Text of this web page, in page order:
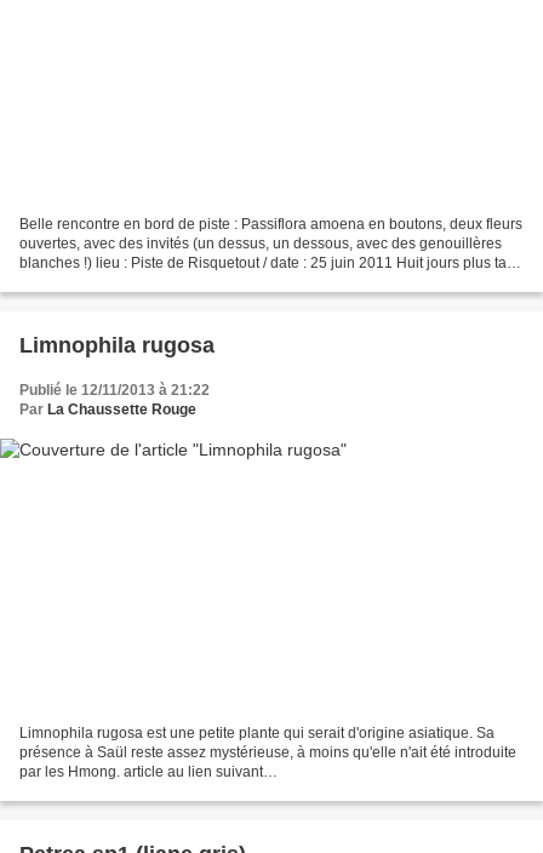
Belle rencontre en bord de piste : Passiflora amoena en boutons, deux fleurs
ouvertes, avec des invités (un dessus, un dessous, avec des genouillères
blanches !) lieu : Piste de Risquetout / date : 25 juin 2011 Huit jours plus tard,
Limnophila rugosa
Publié le 12/11/2013 à 21:22
Par La Chaussette Rouge
Limnophila rugosa est une petite plante qui serait d'origine asiatique. Sa
présence à Saül reste assez mystérieuse, à moins qu'elle n'ait été introduite
par les Hmong. article au lien suivant